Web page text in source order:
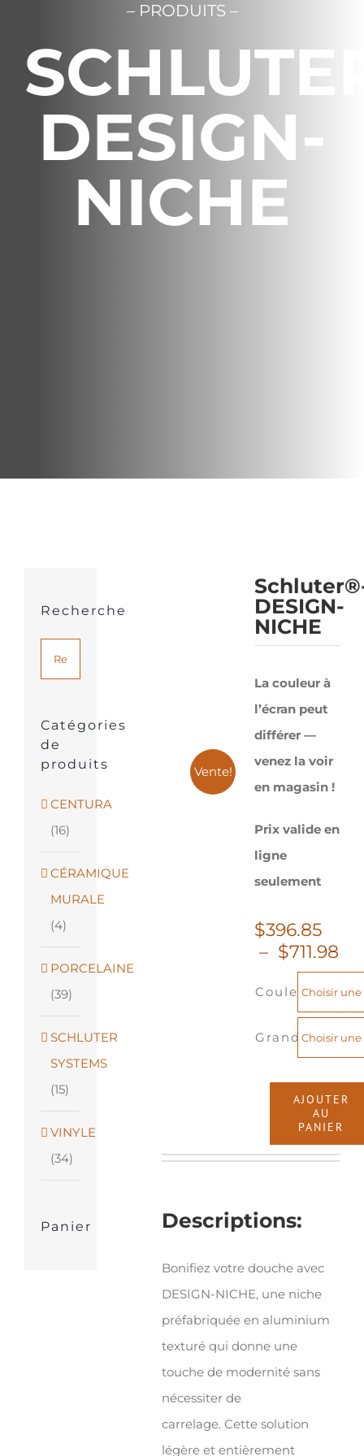
English
– PRODUITS –
DESIGN-
NICHE
Vente!
DESIGN-
NICHE
La couleur à
l’écran peut
différer —
venez la voir
en magasin !
Prix valide en
ligne
seulement
$396.85
– $711.98
de
à
Couleur
Grandeur
quantité
de
NICHE
AJOUTER
AU
PANIER
Descriptions:
Bonifiez votre douche avec
DESIGN-NICHE, une niche
préfabriquée en aluminium
texturé qui donne une
touche de modernité sans
nécessiter de
carrelage. Cette solution
légère et entièrement
Recherche
Catégories
de
produits
CENTURA
(16)
CÉRAMIQUE
MURALE
(4)
PORCELAINE
(39)
SCHLUTER
SYSTEMS
(15)
VINYLE
(34)
Panier